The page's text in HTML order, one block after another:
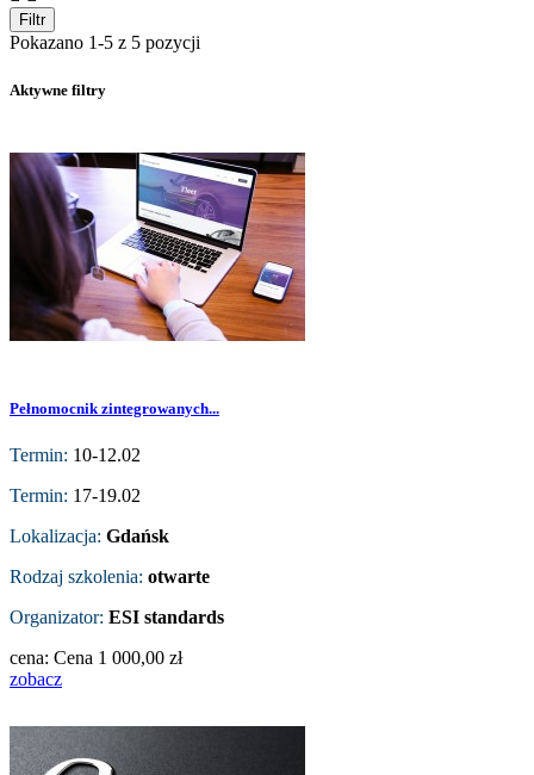
Filtr
Pokazano 1-5 z 5 pozycji
Aktywne filtry
Pełnomocnik zintegrowanych...
Termin: 10-12.02
Termin: 17-19.02
Lokalizacja: Gdańsk
Rodzaj szkolenia: otwarte
Organizator: ESI standards
cena: Cena 1 000,00 zł
zobacz